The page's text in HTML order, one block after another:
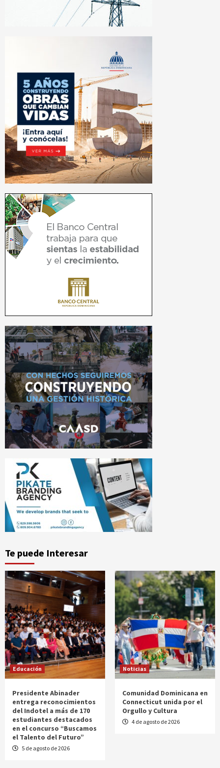
Te puede Interesar
Educación
Presidente Abinader
entrega reconocimientos
del Indotel a más de 170
estudiantes destacados
en el concurso “Buscamos
el Talento del Futuro”
5 de agosto de 2026
Noticias
Comunidad Dominicana en
Connecticut unida por el
Orgullo y Cultura
4 de agosto de 2026